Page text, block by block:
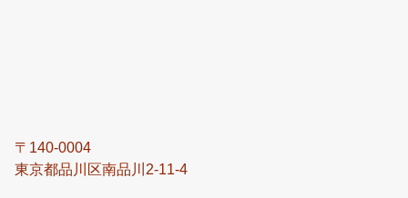
〒140-0004
東京都品川区南品川2-11-4